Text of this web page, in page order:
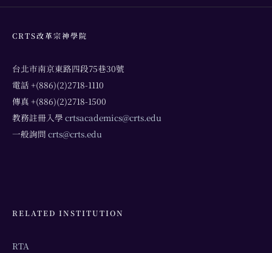
CRTS改革宗神學院
台北市南京東路四段75巷30號
電話 +(886)(2)2718-1110
傳真 +(886)(2)2718-1500
教務註冊入學 crtsacademics@crts.edu
一般詢問 crts@crts.edu
RELATED INSTITUTION
RTA